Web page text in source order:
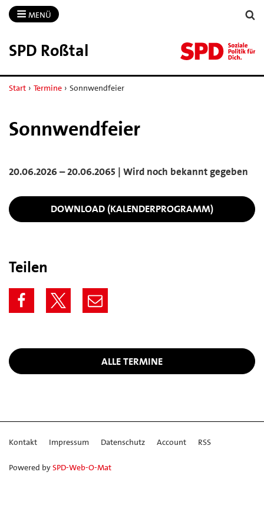
MENÜ
SPD Roßtal
Start › Termine › Sonnwendfeier
Sonnwendfeier
20.06.2026 – 20.06.2065 | Wird noch bekannt gegeben
DOWNLOAD (KALENDERPROGRAMM)
Teilen
ALLE TERMINE
Kontakt Impressum Datenschutz Account RSS
Powered bySPD-Web-O-Mat